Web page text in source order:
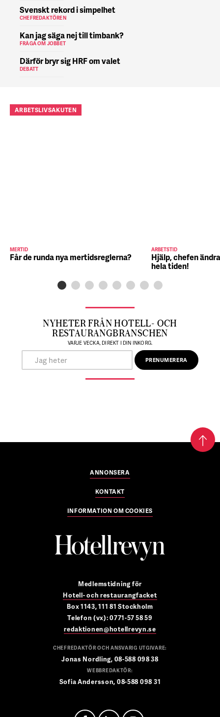
Svenskt rekord i simpelhet
CHEFREDAKTÖREN
Kan jag säga nej till timbank?
FRÅGA OM JOBBET
Därför bryr sig HRF om valet
DEBATT
ARBETSLIVSAKUTEN
MERTID
Får de runda nya mertidsreglerna?
ARBETSTID
Hjälp, chefen
hela tiden!
NYHETER FRÅN HOTELL- OCH
RESTAURANGBRANSCHEN
VARJE VECKA, DIREKT I DIN INKORG.
ANNONSERA
KONTAKT
INFORMATION OM COOKIES
Medlemstidning för
Hotell- och restaurangfacket
Box 1143, 111 81 Stockholm
Telefon (vx): 0771-57 58 59
redaktionen@hotellrevyn.se
CHEFREDAKTÖR OCH ANSVARIG UTGIVARE:
Jonas Nordling, 08-588 098 38
WEBBREDAKTÖR:
Sofia Andersson, 08-588 098 31